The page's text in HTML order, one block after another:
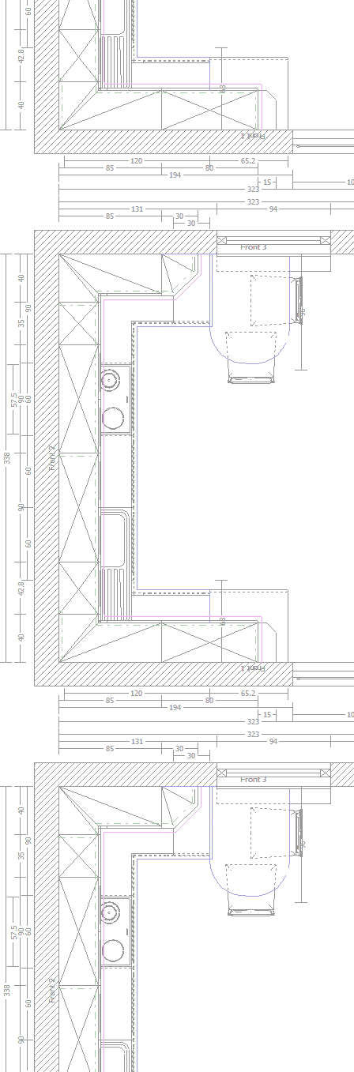
44559940_Blizzard_.jpg
Laola1800-1a.jpg
3Gasse_Domino_SG_weiss_Astfichte.jpg